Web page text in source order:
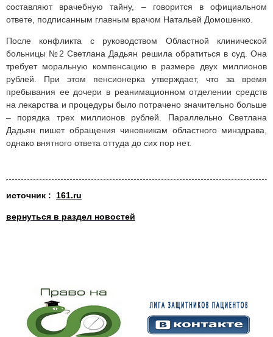
составляют врачебную тайну, – говорится в официальном
ответе, подписанным главным врачом Натальей Домошенко.
После конфликта с руководством Областной клинической
больницы №2 Светлана Дадьян решила обратиться в суд. Она
требует моральную компенсацию в размере двух миллионов
рублей. При этом пенсионерка утверждает, что за время
пребывания ее дочери в реанимационном отделении средств
на лекарства и процедуры было потрачено значительно больше
– порядка трех миллионов рублей. Параллельно Светлана
Дадьян пишет обращения чиновникам областного минздрава,
однако внятного ответа оттуда до сих пор нет.
источник : 161.ru
вернуться в раздел новостей